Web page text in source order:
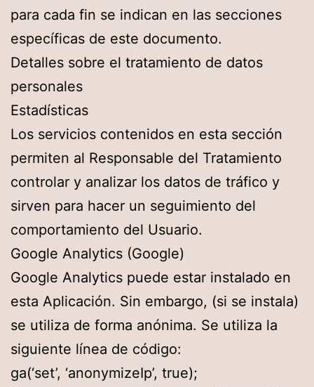
para cada fin se indican en las secciones
específicas de este documento.
Detalles sobre el tratamiento de datos
personales
Estadísticas
Los servicios contenidos en esta sección
permiten al Responsable del Tratamiento
controlar y analizar los datos de tráfico y
sirven para hacer un seguimiento del
comportamiento del Usuario.
Google Analytics (Google)
Google Analytics puede estar instalado en
esta Aplicación. Sin embargo, (si se instala)
se utiliza de forma anónima. Se utiliza la
siguiente línea de código:
ga(‘set’, ‘anonymizeIp’, true);